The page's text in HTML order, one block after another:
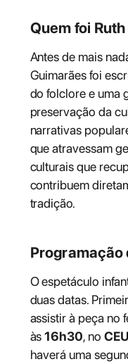
Quem foi
Antes de mais
Guimarães foi
do folclore e uma
preservação da
narrativas
que atravessam
culturais que
contribuem
tradição.
O espetáculo
duas datas.
assistir à peça no
às16h30, no
haverá uma